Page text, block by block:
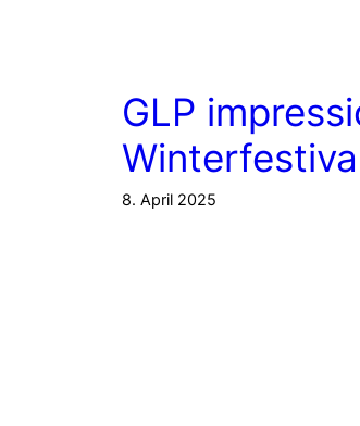
GLP
8. April 2025